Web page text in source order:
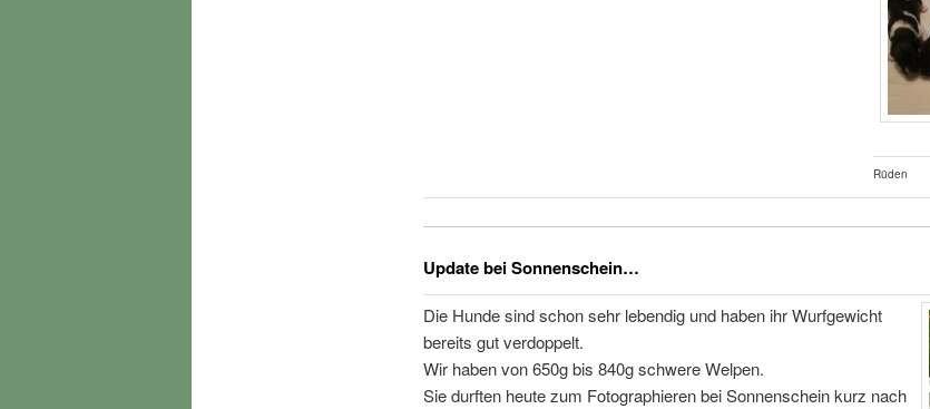
Rüden
Update bei Sonnenschein…
Die Hunde sind schon sehr lebendig und haben ihr Wurfgewicht
bereits gut verdoppelt.
Wir haben von 650g bis 840g schwere Welpen.
Sie durften heute zum Fotographieren bei Sonnenschein kurz nach